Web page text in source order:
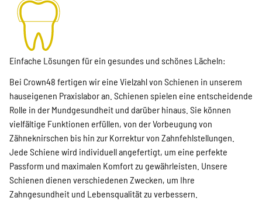
Einfache Lösungen für ein gesundes und schönes Lächeln:
Bei Crown48 fertigen wir eine Vielzahl von Schienen in unserem
hauseigenen Praxislabor an. Schienen spielen eine entscheidende
Rolle in der Mundgesundheit und darüber hinaus. Sie können
vielfältige Funktionen erfüllen, von der Vorbeugung von
Zähneknirschen bis hin zur Korrektur von Zahnfehlstellungen.
Jede Schiene wird individuell angefertigt, um eine perfekte
Passform und maximalen Komfort zu gewährleisten. Unsere
Schienen dienen verschiedenen Zwecken, um Ihre
Zahngesundheit und Lebensqualität zu verbessern.